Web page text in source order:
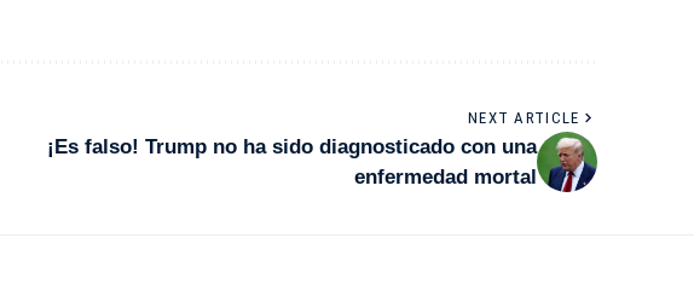
NEXT ARTICLE
¡Es falso! Trump no ha sido diagnosticado con una
enfermedad mortal